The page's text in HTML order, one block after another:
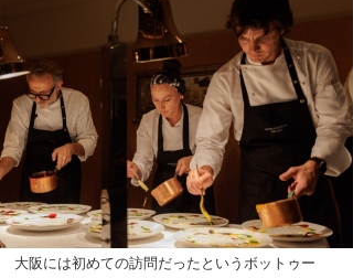
大阪には初めての訪問だったというボットゥー